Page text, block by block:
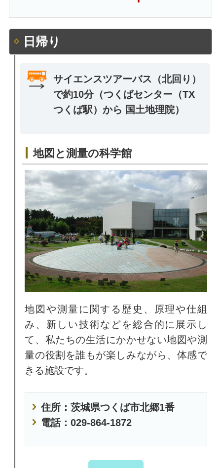
日帰り
サイエンスツアーバス（北回り）
で約10分（つくばセンター（TX
つくば駅）から 国土地理院）
地図と測量の科学館
地図や測量に関する歴史、原理や仕組
み、新しい技術などを総合的に展示し
て、私たちの生活にかかせない地図や測
量の役割を誰もが楽しみながら、体感で
きる施設です。
住所：茨城県つくば市北郷1番
電話：029-864-1872